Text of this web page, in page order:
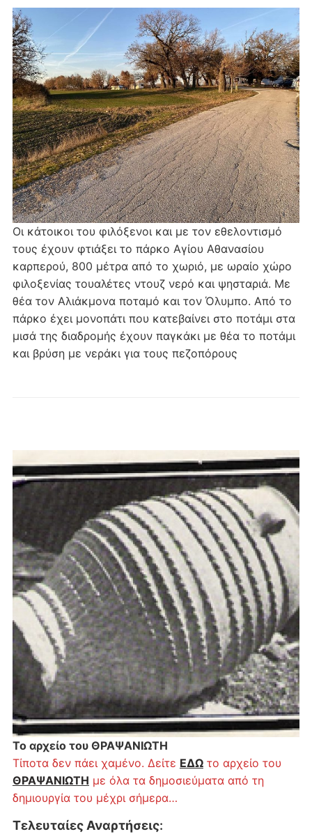
Το αρχείο του ΘΡΑΨΑΝΙΩΤΗ
Τίποτα δεν πάει χαμένο. Δείτε ΕΔΩτο αρχείο του
ΘΡΑΨΑΝΙΩΤΗ με όλα τα δημοσιεύματα από τη
δημιουργία του μέχρι σήμερα…
Τελευταίες Αναρτήσεις:
Οι κάτοικοι του φιλόξενοι και με τον εθελοντισμό
τους έχουν φτιάξει το πάρκο Αγίου Αθανασίου
καρπερού, 800 μέτρα από το χωριό, με ωραίο χώρο
φιλοξενίας τουαλέτες ντουζ νερό και ψησταριά. Με
θέα τον Αλιάκμονα ποταμό και τον Όλυμπο. Από το
πάρκο έχει μονοπάτι που κατεβαίνει στο ποτάμι στα
μισά της διαδρομής έχουν παγκάκι με θέα το ποτάμι
και βρύση με νεράκι για τους πεζοπόρους